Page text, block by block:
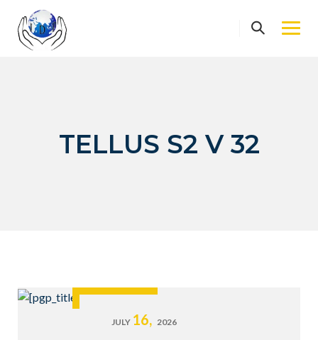
content
TELLUS S2 V 32
JULY 16, 2026